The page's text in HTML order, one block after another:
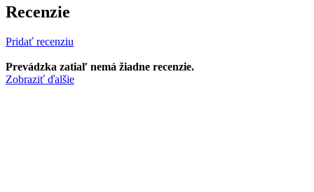
Recenzie
Pridať recenziu
Prevádzka zatiaľ nemá žiadne recenzie.
Zobraziť ďalšie